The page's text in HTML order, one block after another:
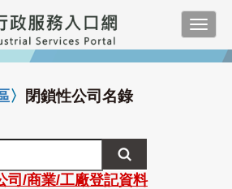
〉 閉鎖性公司名錄
司/商業/工廠登記資料